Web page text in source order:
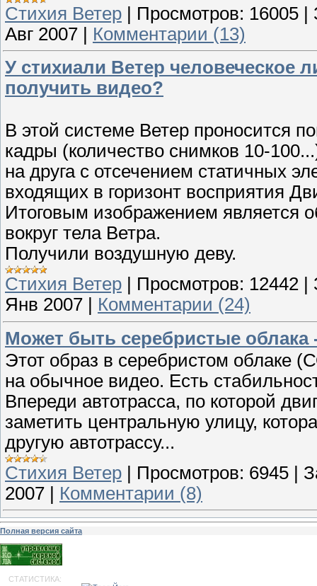
Стихия Ветер | Просмотров: 16005 |
Авг 2007 | Комментарии (13)
У стихиали Ветер человеческое
получить видео?
В этой системе Ветер проносится
кадры (количество снимков 10-
на друга с отсечением статичных
входящих в горизонт восприятия
Итоговым изображением является
вокруг тела Ветра.
Получили воздушную деву.
Стихия Ветер
Просмотров: 12442
Янв 2007
Комментарии (24)
Может быть серебристые облака
Этот образ в серебристом облаке
на обычное видео. Есть
Впереди автотрасса, по которой
заметить центральную улицу,
другую автотрассу...
Стихия Ветер
Просмотров: 6945
2007
Комментарии (8)
Полная версия сайта
СТАТИСТИКА: